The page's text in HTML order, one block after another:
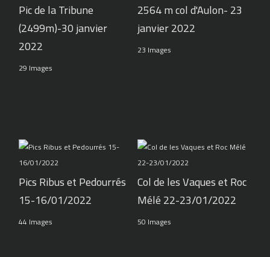
Pic de la Tribune
(2499m)-30 janvier
2022
29 Images
2564 m col d'Aulon- 23
janvier 2022
23 Images
Pics Ribus et Pedourrés
15-16/01/2022
44 Images
Col de les Vaques et Roc
Mélé 22-23/01/2022
50 Images